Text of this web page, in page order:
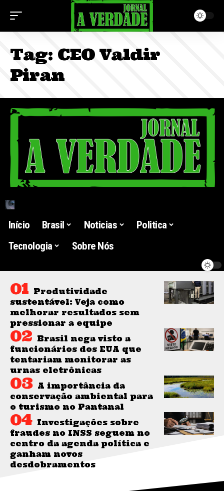
Tag: CEO Valdir
Piran
Início Brasil Noticias
Politica
Tecnologia
Sobre Nós
Produtividade
sustentável: Veja como
melhorar resultados sem
pressionar a equipe
Brasil nega visto a
funcionários dos EUA que
tentariam monitorar as
urnas eletrônicas
A importância da
conservação ambiental para
o turismo no Pantanal
Investigações sobre
fraudes no INSS seguem no
centro da agenda política e
ganham novos
desdobramentos